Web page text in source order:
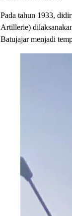
Pada tahun 1933,
Artillerie)
Batujajar menjadi